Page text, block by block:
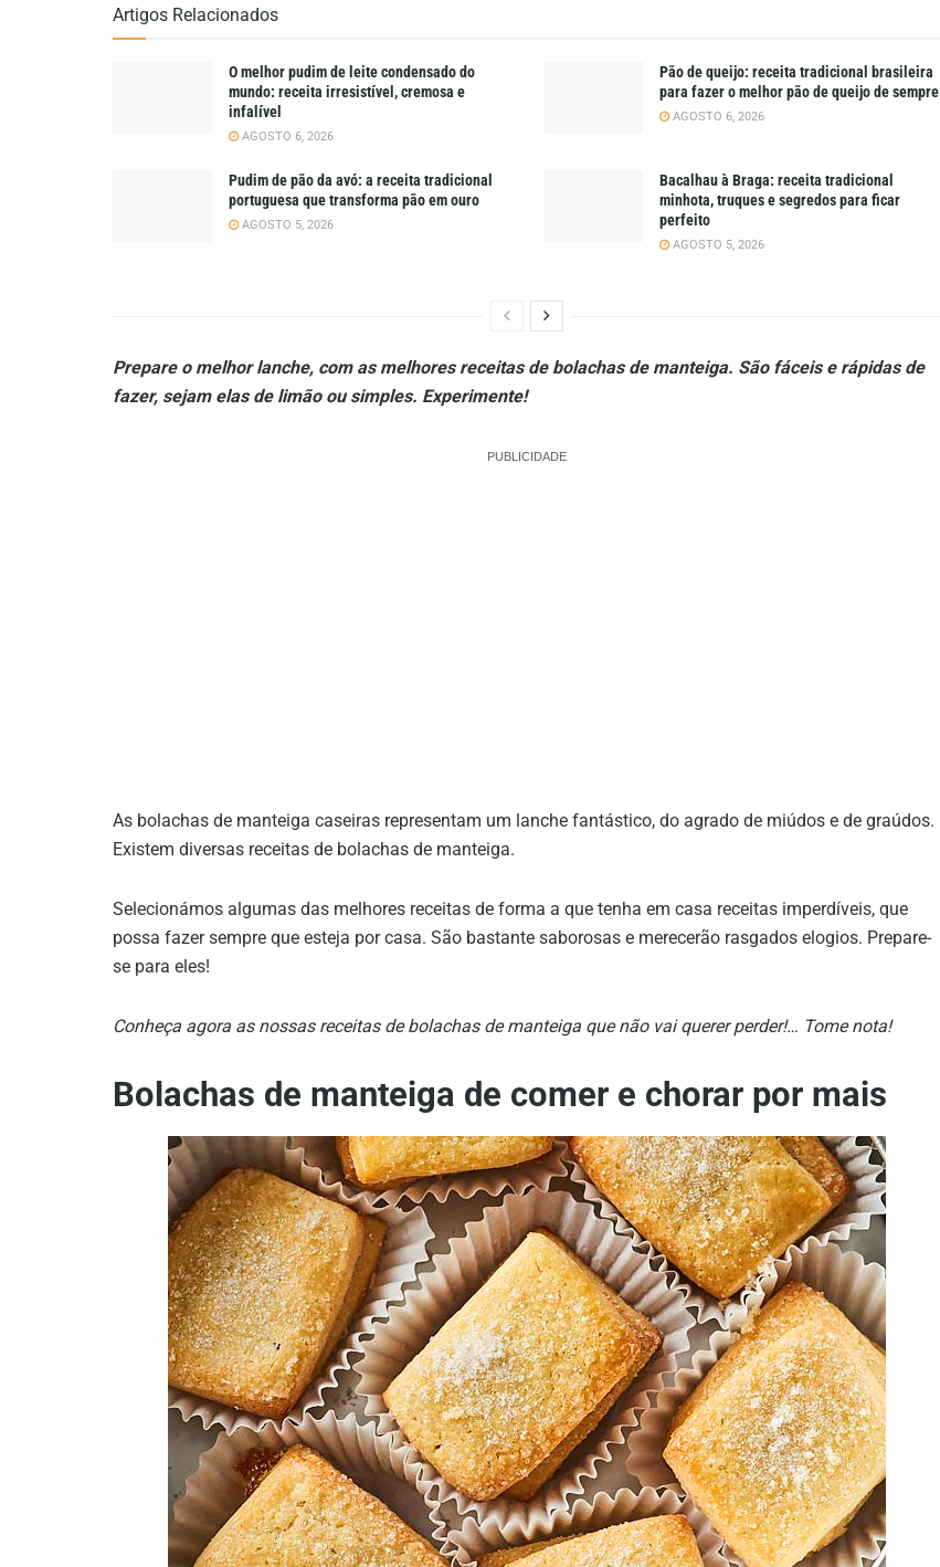
Artigos Relacionados
O melhor pudim de leite condensado do
mundo: receita irresistível, cremosa e
infalível
AGOSTO 6, 2026
Pão de queijo: receita tradicional brasileira
para fazer o melhor pão de queijo de sempre
AGOSTO 6, 2026
Pudim de pão da avó: a receita tradicional
portuguesa que transforma pão em ouro
AGOSTO 5, 2026
Bacalhau à Braga: receita tradicional
minhota, truques e segredos para ficar
perfeito
AGOSTO 5, 2026
Prepare o melhor lanche, com as melhores receitas de bolachas de manteiga. São fáceis e rápidas de
fazer, sejam elas de limão ou simples. Experimente!
PUBLICIDADE
As bolachas de manteiga caseiras representam um lanche fantástico, do agrado de miúdos e de graúdos.
Existem diversas receitas de bolachas de manteiga.
Selecionámos algumas das melhores receitas de forma a que tenha em casa receitas imperdíveis, que
possa fazer sempre que esteja por casa. São bastante saborosas e merecerão rasgados elogios. Prepare-
se para eles!
Conheça agora as nossas receitas de bolachas de manteiga que não vai querer perder!… Tome nota!
Bolachas de manteiga de comer e chorar por mais